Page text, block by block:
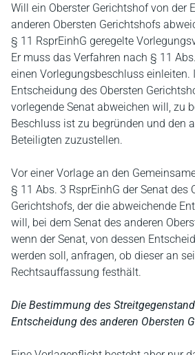
Will ein Oberster Gerichtshof von der
anderen Obersten Gerichtshofs
§ 11 RsprEinhG geregelte
Er muss das Verfahren nach § 11
einen Vorlegungsbeschluss einleiten.
Entscheidung des Obersten
vorlegende Senat abweichen will, zu
Beschluss ist zu begründen und den
Beteiligten zuzustellen.
Vor einer Vorlage an den
§ 11 Abs. 3 RsprEinhG der Senat des
Gerichtshofs, der die abweichende
will, bei dem Senat des anderen
wenn der Senat, von dessen
werden soll, anfragen, ob dieser an
Rechtsauffassung festhält.
Die Bestimmung des
Entscheidung des anderen Obersten